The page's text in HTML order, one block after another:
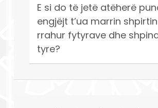
E si do të jetë atëherë
engjëjt t’ua marrin
rrahur fytyrave dhe
tyre?